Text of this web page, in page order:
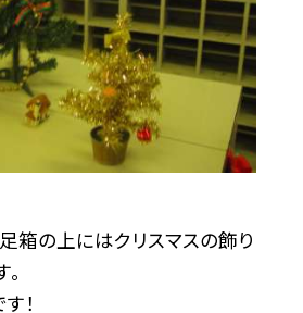
箱の上にはクリスマスの飾り
！